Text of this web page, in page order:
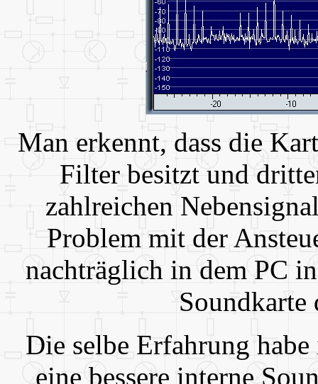
Man erkennt, dass die
Filter besitzt und
zahlreichen
Problem mit der
nachträglich in dem PC
Die selbe Erfahrung
eine bessere interne